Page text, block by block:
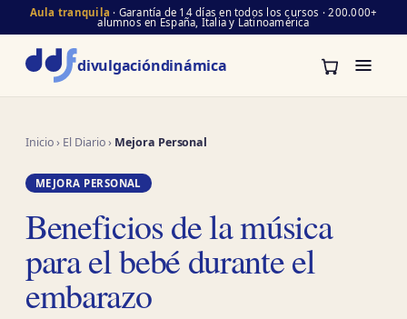
Aula tranquila · Garantía de 14 días en todos los cursos · 200.000+
alumnos en España, Italia y Latinoamérica
divulgacióndinámica
Inicio› El Diario› Mejora Personal
MEJORA PERSONAL
Beneficios de la música
para el bebé durante el
embarazo